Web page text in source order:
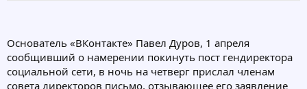
Основатель «ВКонтакте» Павел Дуров, 1 апреля
сообщивший о намерении покинуть пост гендиректора
социальной сети, в ночь на четверг прислал членам
совета директоров письмо, отзывающее его заявление